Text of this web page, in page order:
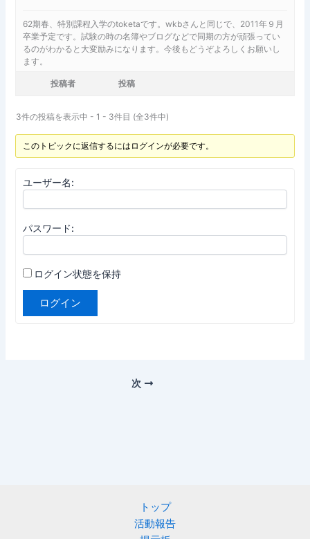
62期春、特別課程入学のtoketaです。wkbさんと同じで、2011年９月
卒業予定です。試験の時の名簿やブログなどで同期の方が頑張ってい
るのがわかると大変励みになります。今後もどうぞよろしくお願いし
ます。
投稿者 投稿
3件の投稿を表示中 - 1 - 3件目 (全3件中)
このトピックに返信するにはログインが必要です。
ユーザー名:
パスワード:
ログイン状態を保持
ログイン
次
トップ
活動報告